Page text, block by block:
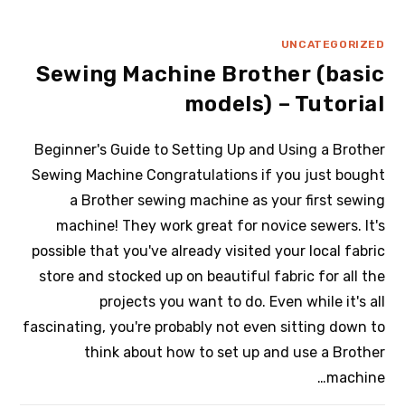
UNCATEGORIZED
Sewing Machine Brother (basic
models) – Tutorial
Beginner's Guide to Setting Up and Using a Brother
Sewing Machine Congratulations if you just bought
a Brother sewing machine as your first sewing
machine! They work great for novice sewers. It's
possible that you've already visited your local fabric
store and stocked up on beautiful fabric for all the
projects you want to do. Even while it's all
fascinating, you're probably not even sitting down to
think about how to set up and use a Brother
machine…